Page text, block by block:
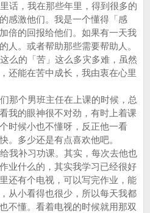
话，我在那些年里，得到很多的
感激他们。我是一个懂得「感
倍的回报给他们。如果有一天我
人。或者帮助那些需要帮助人。
么的「苦」这么多灾多难，虽然
还能在苦中成长，我由衷在心里
那个男班主任在上课的时候，总
我的眼神很不对劲，有时上着课
时候小也不懂呀，反正他一看
。多少还是有点喜欢他吧。
我补习功课。其实，每次去他也
业什么的，其实我学习已经很好
还有个电视，可以写完作业，能
从小看得也很少，所以每天我都
不懂。看着电视的时候就用那双